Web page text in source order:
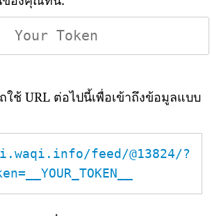
ช้ URL ต่อไปนี้เพื่อเข้าถึงข้อมูลแบบ
feed/@13824/?
.